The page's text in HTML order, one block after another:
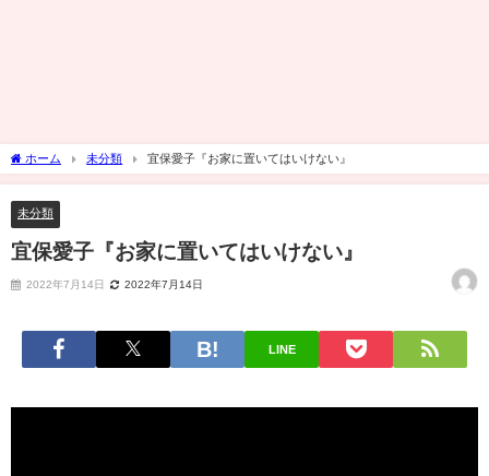
ホーム 未分類 宜保愛子『お家に置いてはいけない』
未分類
宜保愛子『お家に置いてはいけない』
2022年7月14日 2022年7月14日
LINE